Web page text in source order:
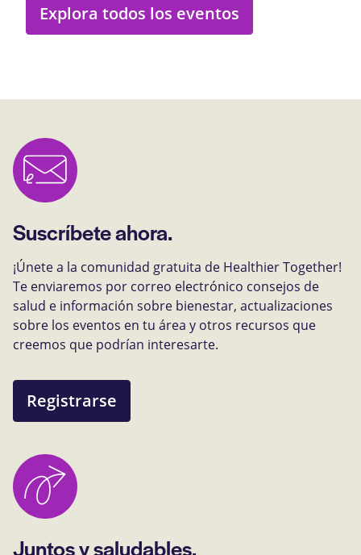
Explora todos los eventos
Suscríbete ahora.
¡Únete a la comunidad gratuita de Healthier Together!
Te enviaremos por correo electrónico consejos de
salud e información sobre bienestar, actualizaciones
sobre los eventos en tu área y otros recursos que
creemos que podrían interesarte.
Registrarse
Juntos y saludables.